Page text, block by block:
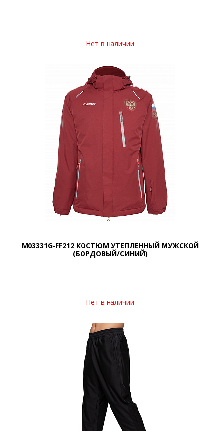
Нет в наличии
M03331G-FF212 КОСТЮМ УТЕПЛЕННЫЙ МУЖСКОЙ
(БОРДОВЫЙ/СИНИЙ)
Нет в наличии